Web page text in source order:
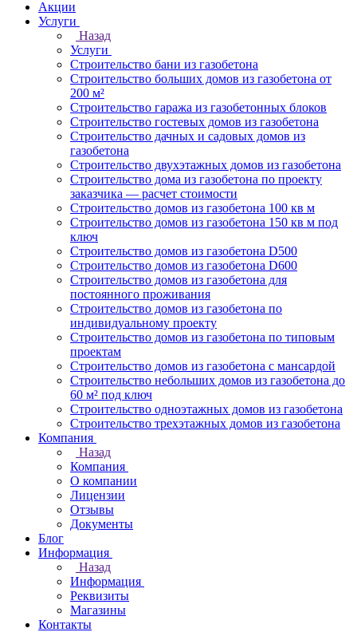
Акции
Услуги
Назад
Услуги
Строительство бани из газобетона
Строительство больших домов из газобетона от
200 м²
Строительство гаража из газобетонных блоков
Строительство гостевых домов из газобетона
Строительство дачных и садовых домов из
газобетона
Строительство двухэтажных домов из газобетона
Строительство дома из газобетона по проекту
заказчика — расчет стоимости
Строительство домов из газобетона 100 кв м
Строительство домов из газобетона 150 кв м под
ключ
Строительство домов из газобетона D500
Строительство домов из газобетона D600
Строительство домов из газобетона для
постоянного проживания
Строительство домов из газобетона по
индивидуальному проекту
Строительство домов из газобетона по типовым
проектам
Строительство домов из газобетона с мансардой
Строительство небольших домов из газобетона до
60 м² под ключ
Строительство одноэтажных домов из газобетона
Строительство трехэтажных домов из газобетона
Компания
Назад
Компания
О компании
Лицензии
Отзывы
Документы
Блог
Информация
Назад
Информация
Реквизиты
Магазины
Контакты